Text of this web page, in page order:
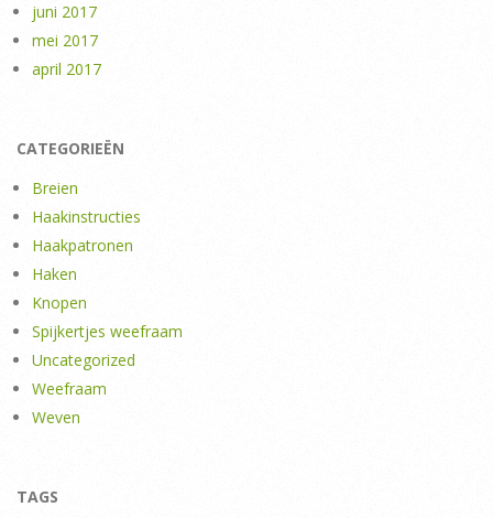
juni 2017
mei 2017
april 2017
CATEGORIEËN
Breien
Haakinstructies
Haakpatronen
Haken
Knopen
Spijkertjes weefraam
Uncategorized
Weefraam
Weven
TAGS